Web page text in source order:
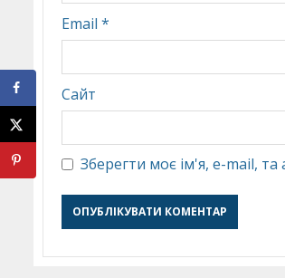
Email *
Сайт
Зберегти моє ім'я, e-mail,